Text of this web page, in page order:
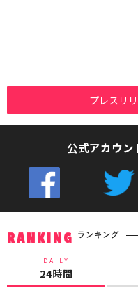
プレスリ
公式アカウン
RANKING ランキング
DAILY
24時間